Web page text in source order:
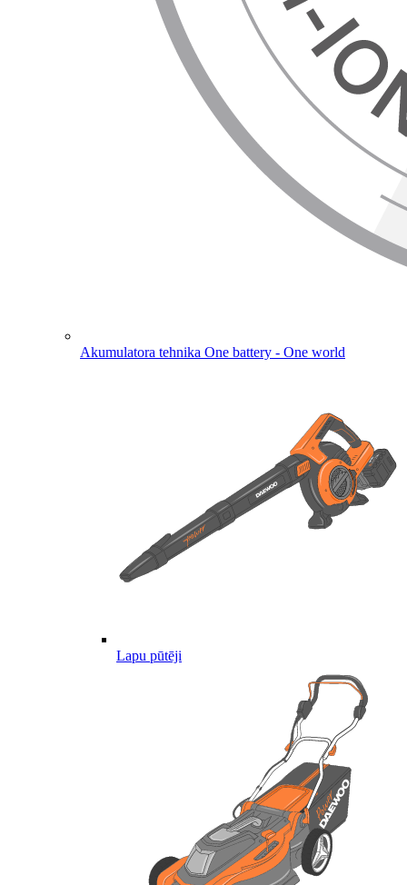
Akumulatora tehnika One battery - One world
Lapu pūtēji